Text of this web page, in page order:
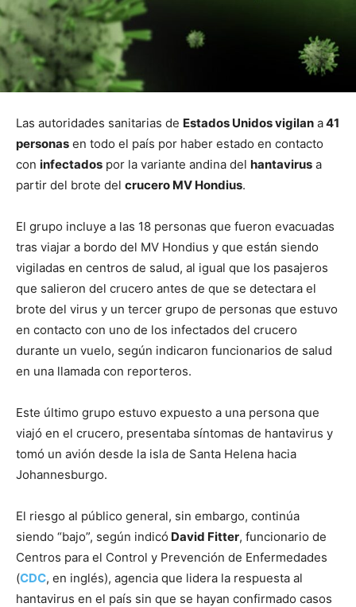
Las autoridades sanitarias de Estados Unidos vigilan a41
personas en todo el país por haber estado en contacto
con infectados por la variante andina del hantavirus a
partir del brote del crucero MV Hondius.
El grupo incluye a las 18 personas que fueron evacuadas
tras viajar a bordo del MV Hondius y que están siendo
vigiladas en centros de salud, al igual que los pasajeros
que salieron del crucero antes de que se detectara el
brote del virus y un tercer grupo de personas que estuvo
en contacto con uno de los infectados del crucero
durante un vuelo, según indicaron funcionarios de salud
en una llamada con reporteros.
Este último grupo estuvo expuesto a una persona que
viajó en el crucero, presentaba síntomas de hantavirus y
tomó un avión desde la isla de Santa Helena hacia
Johannesburgo.
El riesgo al público general, sin embargo, continúa
siendo “bajo”, según indicó David Fitter, funcionario de
Centros para el Control y Prevención de Enfermedades
(CDC, en inglés), agencia que lidera la respuesta al
hantavirus en el país sin que se hayan confirmado casos